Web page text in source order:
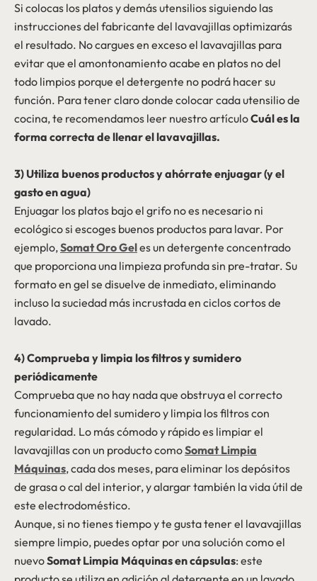
Si colocas los platos y demás utensilios siguiendo las
instrucciones del fabricante del lavavajillas optimizarás
el resultado. No cargues en exceso el lavavajillas para
evitar que el amontonamiento acabe en platos no del
todo limpios porque el detergente no podrá hacer su
función. Para tener claro donde colocar cada utensilio de
cocina, te recomendamos leer nuestro artículoCuál es la
forma correcta de llenar el lavavajillas.
3) Utiliza buenos productos y ahórrate enjuagar (y el
gasto en agua)
Enjuagar los platos bajo el grifo no es necesario ni
ecológico si escoges buenos productos para lavar. Por
ejemplo,Somat Oro Geles un detergente concentrado
que proporciona una limpieza profunda sin pre-tratar. Su
formato en gel se disuelve de inmediato, eliminando
incluso la suciedad más incrustada en ciclos cortos de
lavado.
4) Comprueba y limpia los filtros y sumidero
periódicamente
Comprueba que no hay nada que obstruya el correcto
funcionamiento del sumidero y limpia los filtros con
regularidad. Lo más cómodo y rápido es limpiar el
lavavajillas con un producto comoSomat Limpia
Máquinas, cada dos meses, para eliminar los depósitos
de grasa o cal del interior, y alargar también la vida útil de
este electrodoméstico.
Aunque, si no tienes tiempo y te gusta tener el lavavajillas
siempre limpio, puedes optar por una solución como el
nuevoSomat Limpia Máquinas en cápsulas: este